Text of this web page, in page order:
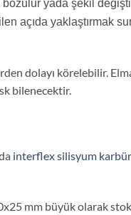
bozulur yada şekil
açıda yaklaştırmak
dolayı körelebilir.
bilenecektir.
interflex silisyum
mm büyük olarak